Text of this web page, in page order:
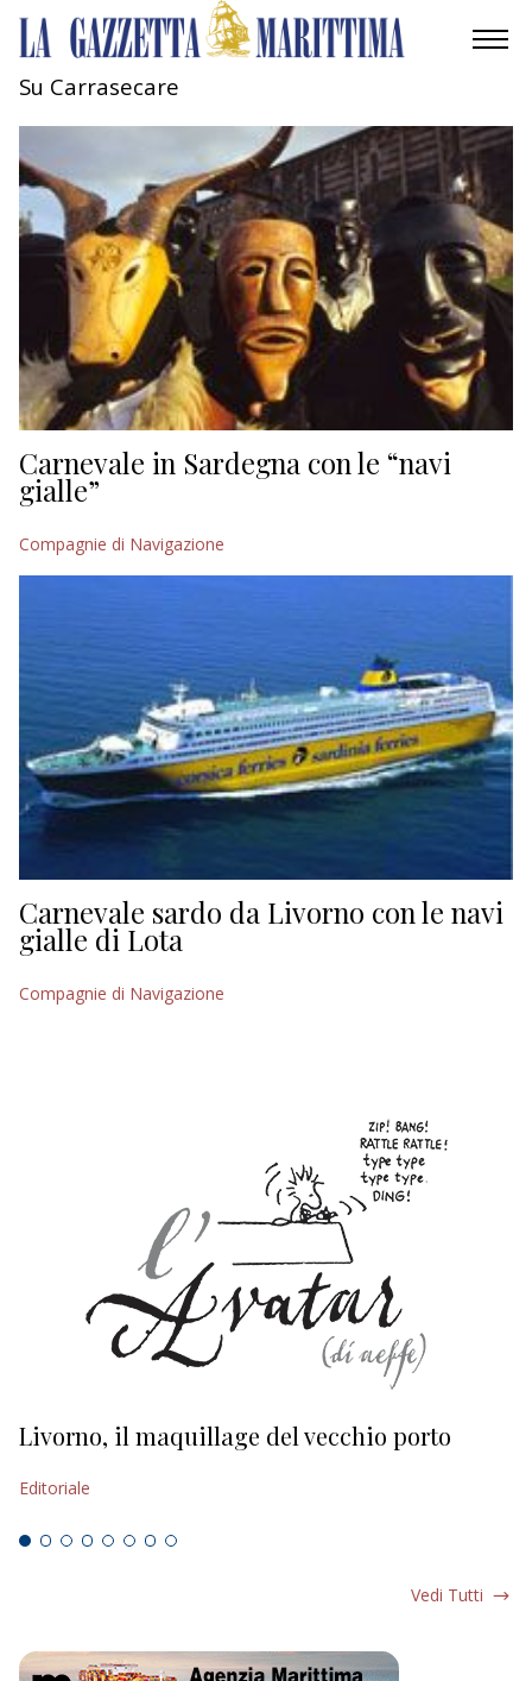
MOBILITÀ
INDUSTRIA
RICERCA
ECONOMIA
TURISMO
CULTURA
NAUTICA
EDITORIALI
Su Carrasecare
Carnevale in Sardegna con le “navi
gialle”
Compagnie di Navigazione
Carnevale sardo da Livorno con le navi
gialle di Lota
Compagnie di Navigazione
Livorno, il maquillage del vecchio porto
Editoriale
Vedi Tutti